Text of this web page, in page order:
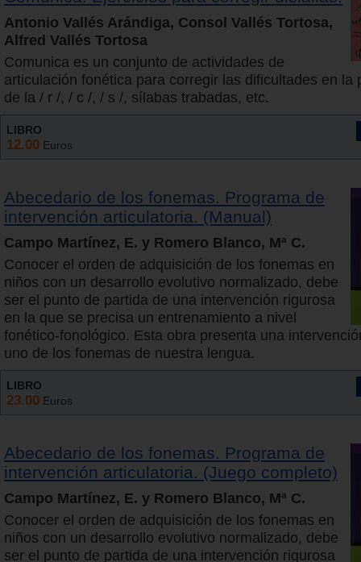
Antonio Vallés Arándiga, Consol Vallés Tortosa,
Alfred Vallés Tortosa
Comunica es un conjunto de actividades de
articulación fonética para corregir las dificultades en la
de la / r /, / c /, / s /, sílabas trabadas, etc.
LIBRO
12.00 Euros
Abecedario de los fonemas. Programa de
intervención articulatoria. (Manual)
Campo Martínez, E. y Romero Blanco, Mª C.
Conocer el orden de adquisición de los fonemas en
niños con un desarrollo evolutivo normalizado, debe
ser el punto de partida de una intervención rigurosa
en la que se precisa un entrenamiento a nivel
fonético-fonológico. Esta obra presenta una
uno de los fonemas de nuestra lengua.
LIBRO
23.00 Euros
Abecedario de los fonemas. Programa de
intervención articulatoria. (Juego completo)
Campo Martínez, E. y Romero Blanco, Mª C.
Conocer el orden de adquisición de los fonemas en
niños con un desarrollo evolutivo normalizado, debe
ser el punto de partida de una intervención rigurosa